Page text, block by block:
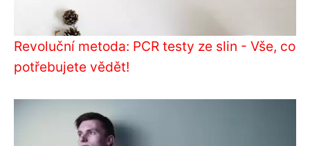
Revoluční metoda: PCR testy ze slin - Vše, co
potřebujete vědět!